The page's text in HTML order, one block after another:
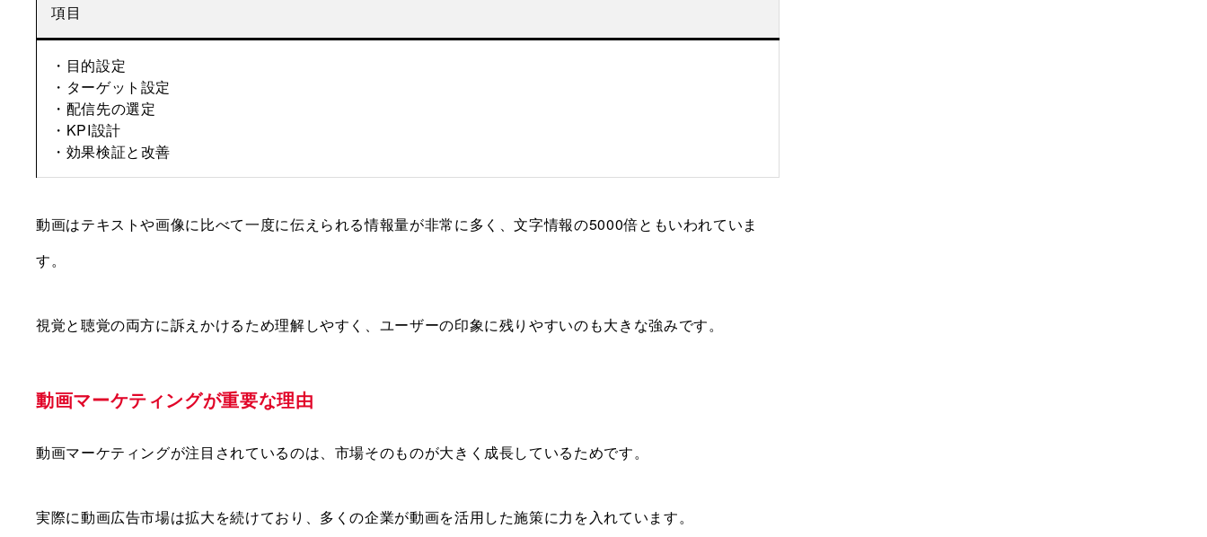
項目
・目的設定
・ターゲット設定
・配信先の選定
・KPI設計
・効果検証と改善
動画はテキストや画像に比べて一度に伝えられる情報量が非常に多く、文字情報の5000倍ともいわれていま
す。
視覚と聴覚の両方に訴えかけるため理解しやすく、ユーザーの印象に残りやすいのも大きな強みです。
動画マーケティングが重要な理由
動画マーケティングが注目されているのは、市場そのものが大きく成長しているためです。
実際に動画広告市場は拡大を続けており、多くの企業が動画を活用した施策に力を入れています。